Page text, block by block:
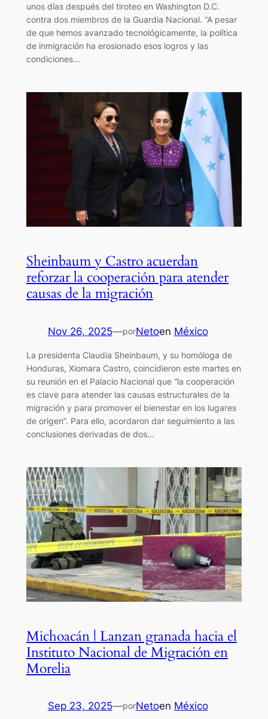
unos días después del tiroteo en Washington D.C.
contra dos miembros de la Guardia Nacional. “A pesar
de que hemos avanzado tecnológicamente, la política
de inmigración ha erosionado esos logros y las
condiciones…
Sheinbaum y Castro acuerdan
reforzar la cooperación para atender
causas de la migración
Nov 26, 2025—porNetoen México
La presidenta Claudia Sheinbaum, y su homóloga de
Honduras, Xiomara Castro, coincidieron este martes en
su reunión en el Palacio Nacional que “la cooperación
es clave para atender las causas estructurales de la
migración y para promover el bienestar en los lugares
de origen”. Para ello, acordaron dar seguimiento a las
conclusiones derivadas de dos…
Michoacán | Lanzan granada hacia el
Instituto Nacional de Migración en
Morelia
Sep 23, 2025—porNetoen México